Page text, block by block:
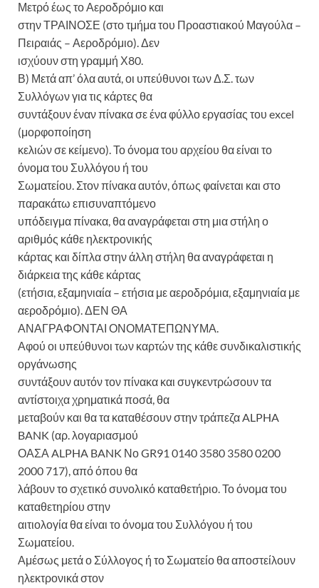
Μετρό έως το Αεροδρόμιο και
στην ΤΡΑΙΝΟΣΕ (στο τμήμα του Προαστιακού Μαγούλα –
Πειραιάς – Αεροδρόμιο). Δεν
ισχύουν στη γραμμή Χ80.
Β) Μετά απ’ όλα αυτά, οι υπεύθυνοι των Δ.Σ. των
Συλλόγων για τις κάρτες θα
συντάξουν έναν πίνακα σε ένα φύλλο εργασίας του excel
(μορφοποίηση
κελιών σε κείμενο). Το όνομα του αρχείου θα είναι το
όνομα του Συλλόγου ή του
Σωματείου. Στον πίνακα αυτόν, όπως φαίνεται και στο
παρακάτω επισυναπτόμενο
υπόδειγμα πίνακα, θα αναγράφεται στη μια στήλη ο
αριθμός κάθε ηλεκτρονικής
κάρτας και δίπλα στην άλλη στήλη θα αναγράφεται η
διάρκεια της κάθε κάρτας
(ετήσια, εξαμηνιαία – ετήσια με αεροδρόμια, εξαμηνιαία με
αεροδρόμιο). ΔΕΝ ΘΑ
ΑΝΑΓΡΑΦΟΝΤΑΙ ΟΝΟΜΑΤΕΠΩΝΥΜΑ.
Αφού οι υπεύθυνοι των καρτών της κάθε συνδικαλιστικής
οργάνωσης
συντάξουν αυτόν τον πίνακα και συγκεντρώσουν τα
αντίστοιχα χρηματικά ποσά, θα
μεταβούν και θα τα καταθέσουν στην τράπεζα ALPHA
BANK (αρ. λογαριασμού
ΟΑΣΑ ALPHA BANK Νο GR91 0140 3580 3580 0200
2000 717), από όπου θα
λάβουν το σχετικό συνολικό καταθετήριο. Το όνομα του
καταθετηρίου στην
αιτιολογία θα είναι το όνομα του Συλλόγου ή του
Σωματείου.
Αμέσως μετά ο Σύλλογος ή το Σωματείο θα αποστείλουν
ηλεκτρονικά στον